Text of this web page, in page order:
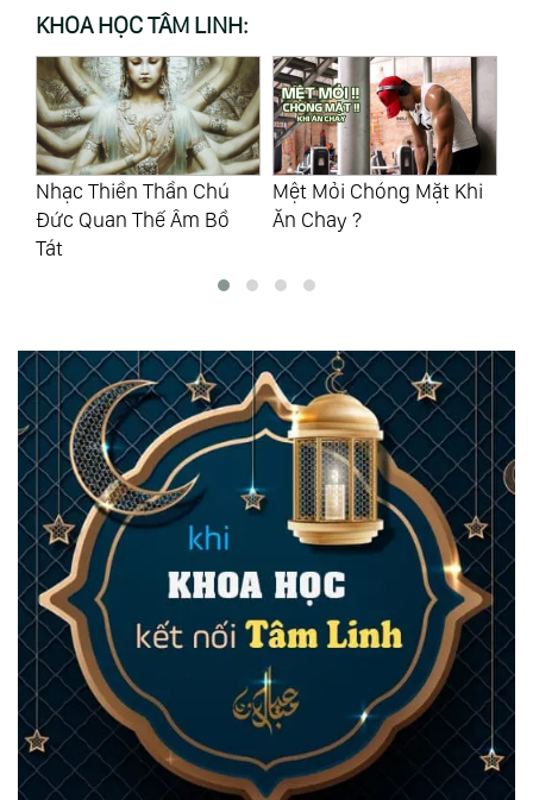
KHOA HỌC TÂM LINH:
Nhạc Thiền Thần Chú
Đức Quan Thế Âm Bồ
Tát
Mệt Mỏi Chóng Mặt Khi
Ăn Chay ?